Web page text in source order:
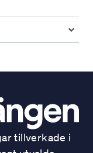
tillverkade i